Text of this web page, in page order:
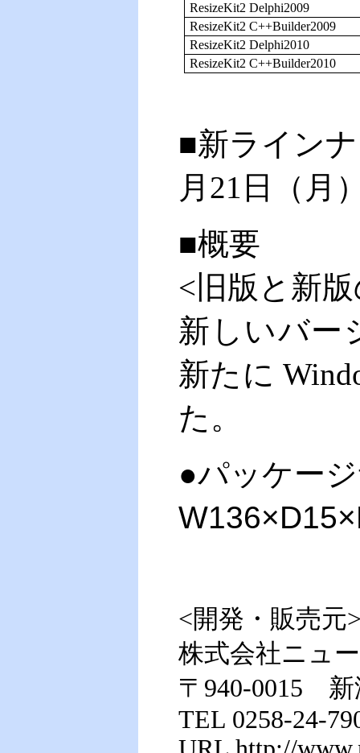
ResizeKit2 Delphi2009
ResizeKit2 C++Builder2009
ResizeKit2 Delphi2010
ResizeKit2 C++Builder2010
■新ライン
月21日（月
■概要
<旧版と新
新しいバー
新たに
た。
●パッケー
<開発・販売元
株式会社ニュ
〒940-0015 新
TEL 0258-24-